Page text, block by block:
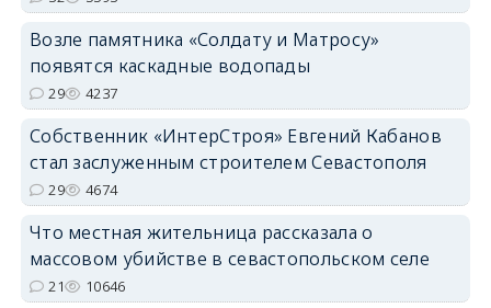
Возле памятника «Солдату и Матросу»
появятся каскадные водопады
29 4237
Собственник «ИнтерСтроя» Евгений Кабанов
стал заслуженным строителем Севастополя
29 4674
Что местная жительница рассказала о
массовом убийстве в севастопольском селе
21 10646